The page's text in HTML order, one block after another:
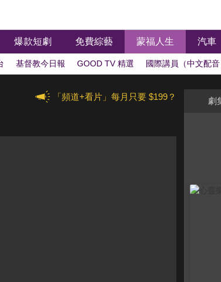
爆款短劇 免費綜藝 蒙福人生 汽車
基督教今日報 GOOD TV 精選 國際講員（中文配音
「頻道+看片」每月只要 $199？ 劇